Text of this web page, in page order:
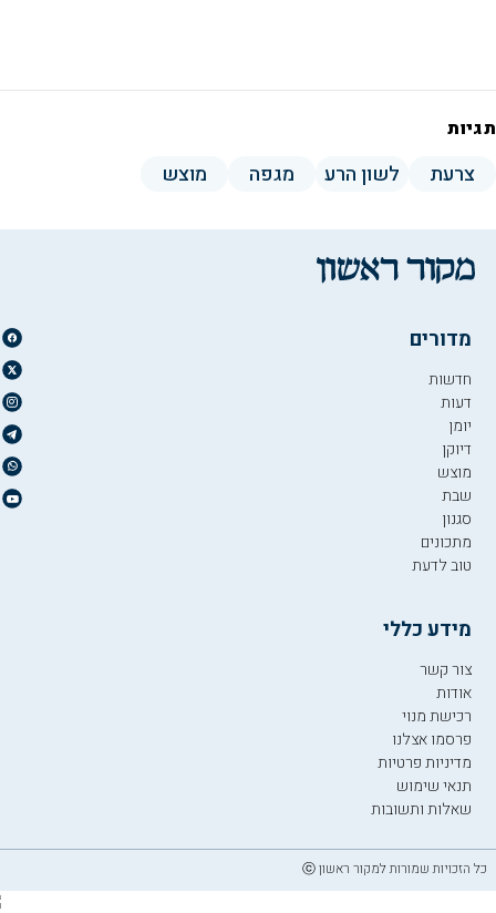
תגיות
צרעת לשון הרע מגפה מוצש
מדורים
חדשות
דעות
יומן
דיוקן
מוצש
שבת
סגנון
מתכונים
טוב לדעת
מידע כללי
צור קשר
אודות
רכישת מנוי
פרסמו אצלנו
מדיניות פרטיות
תנאי שימוש
שאלות ותשובות
כל הזכויות שמורות למקור ראשון ⓒ